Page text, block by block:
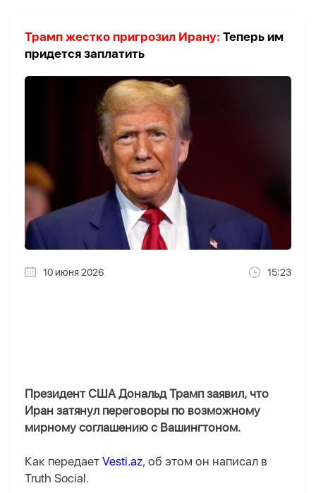
Трамп жестко пригрозил Ирану: Теперь им
придется заплатить
10 июня 2026 15:23
Президент США Дональд Трамп заявил, что
Иран затянул переговоры по возможному
мирному соглашению с Вашингтоном.
Как передает Vesti.az, об этом он написал в
Truth Social.